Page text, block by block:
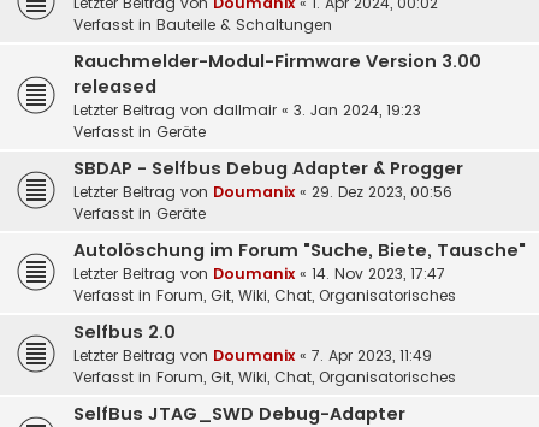
Verfasst in Bauteile & Schaltungen
Rauchmelder-Modul-Firmware Version 3.00
released
Letzter Beitrag von dallmair « 3. Jan 2024, 19:23
Verfasst in Geräte
SBDAP - Selfbus Debug Adapter & Progger
Letzter Beitrag von Doumanix « 29. Dez 2023, 00:56
Verfasst in Geräte
Autolöschung im Forum "Suche, Biete, Tausche"
Letzter Beitrag von Doumanix « 14. Nov 2023, 17:47
Verfasst in Forum, Git, Wiki, Chat, Organisatorisches
Selfbus 2.0
Letzter Beitrag von Doumanix « 7. Apr 2023, 11:49
Verfasst in Forum, Git, Wiki, Chat, Organisatorisches
SelfBus JTAG_SWD Debug-Adapter